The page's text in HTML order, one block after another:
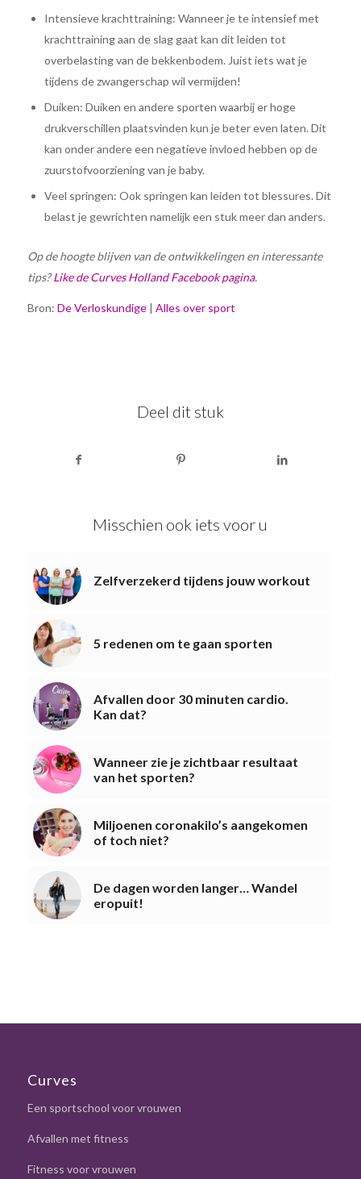
Intensieve krachttraining: Wanneer je te intensief met
krachttraining aan de slag gaat kan dit leiden tot
overbelasting van de bekkenbodem. Juist iets wat je
tijdens de zwangerschap wil vermijden!
Duiken: Duiken en andere sporten waarbij er hoge
drukverschillen plaatsvinden kun je beter even laten. Dit
kan onder andere een negatieve invloed hebben op de
zuurstofvoorziening van je baby.
Veel springen: Ook springen kan leiden tot blessures. Dit
belast je gewrichten namelijk een stuk meer dan anders.
Op de hoogte blijven van de ontwikkelingen en interessante
tips?Like de Curves Holland Facebook pagina.
Bron: De Verloskundige| Alles over sport
Deel dit stuk
Misschien ook iets voor u
Zelfverzekerd tijdens jouw workout
5 redenen om te gaan sporten
Afvallen door 30 minuten cardio.
Kan dat?
Wanneer zie je zichtbaar resultaat
van het sporten?
Miljoenen coronakilo’s aangekomen
of toch niet?
De dagen worden langer… Wandel
eropuit!
Curves
Een sportschool voor vrouwen
Afvallen met fitness
Fitness voor vrouwen